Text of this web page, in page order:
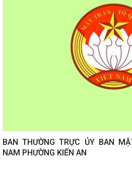
BAN THƯỜNG TRỰC ỦY BAN
NAM PHƯỜNG KIẾN AN